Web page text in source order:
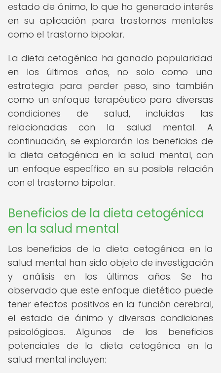
estado de ánimo, lo que ha generado interés
en su aplicación para trastornos mentales
como el trastorno bipolar.
La dieta cetogénica ha ganado popularidad
en los últimos años, no solo como una
estrategia para perder peso, sino también
como un enfoque terapéutico para diversas
condiciones de salud, incluidas las
relacionadas con la salud mental. A
continuación, se explorarán los beneficios de
la dieta cetogénica en la salud mental, con
un enfoque específico en su posible relación
con el trastorno bipolar.
Beneficios de la dieta cetogénica
en la salud mental
Los beneficios de la dieta cetogénica en la
salud mental han sido objeto de investigación
y análisis en los últimos años. Se ha
observado que este enfoque dietético puede
tener efectos positivos en la función cerebral,
el estado de ánimo y diversas condiciones
psicológicas. Algunos de los beneficios
potenciales de la dieta cetogénica en la
salud mental incluyen: